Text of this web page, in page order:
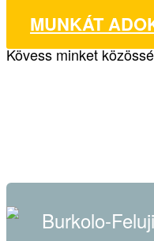
MUNKÁT
Kövess minket